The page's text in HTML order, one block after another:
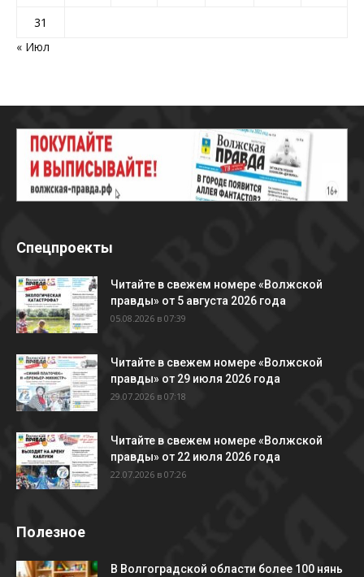
31
« Июл
Спецпроекты
Читайте в свежем номере «Волжской
правды» от 5 августа 2026 года
05.08.2026 в 07:39
Читайте в свежем номере «Волжской
правды» от 29 июля 2026 года
29.07.2026 в 07:18
Читайте в свежем номере «Волжской
правды» от 22 июля 2026 года
22.07.2026 в 07:26
Полезное
В Волгоградской области более 100 нянь